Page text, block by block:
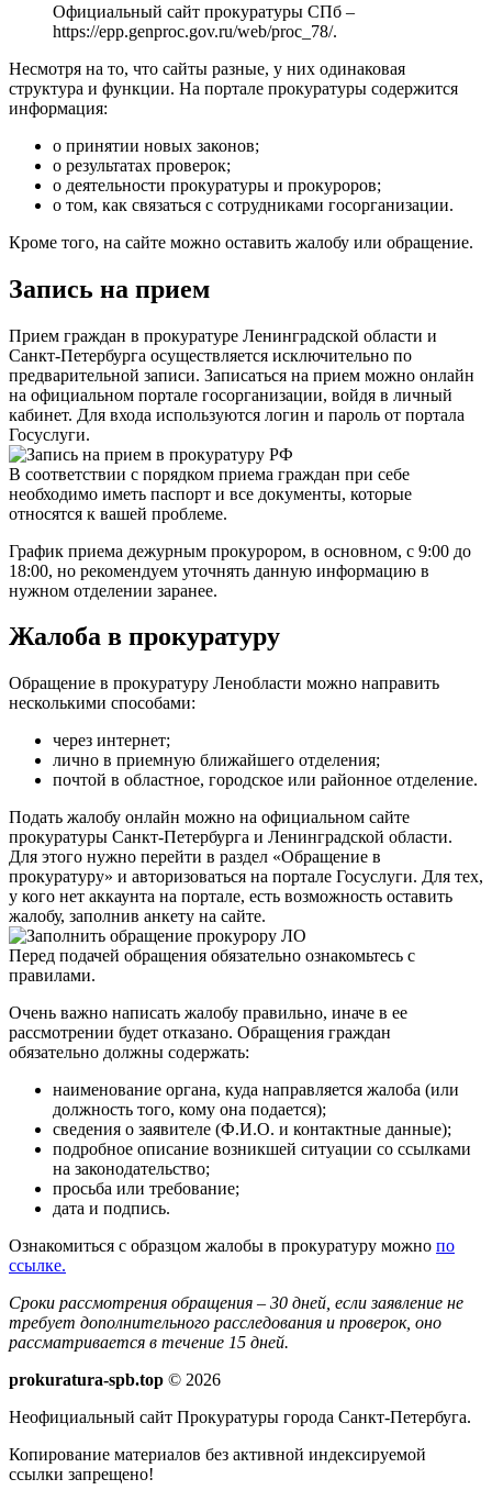
Официальный сайт прокуратуры СПб –
https://epp.genproc.gov.ru/web/proc_78/.
Несмотря на то, что сайты разные, у них одинаковая
структура и функции. На портале прокуратуры содержится
информация:
о принятии новых законов;
о результатах проверок;
о деятельности прокуратуры и прокуроров;
о том, как связаться с сотрудниками госорганизации.
Кроме того, на сайте можно оставить жалобу или обращение.
Запись на прием
Прием граждан в прокуратуре Ленинградской области и
Санкт-Петербурга осуществляется исключительно по
предварительной записи. Записаться на прием можно онлайн
на официальном портале госорганизации, войдя в личный
кабинет. Для входа используются логин и пароль от портала
Госуслуги.
В соответствии с порядком приема граждан при себе
необходимо иметь паспорт и все документы, которые
относятся к вашей проблеме.
График приема дежурным прокурором, в основном, с 9:00 до
18:00, но рекомендуем уточнять данную информацию в
нужном отделении заранее.
Жалоба в прокуратуру
Обращение в прокуратуру Ленобласти можно направить
несколькими способами:
через интернет;
лично в приемную ближайшего отделения;
почтой в областное, городское или районное отделение.
Подать жалобу онлайн можно на официальном сайте
прокуратуры Санкт-Петербурга и Ленинградской области.
Для этого нужно перейти в раздел «Обращение в
прокуратуру» и авторизоваться на портале Госуслуги. Для тех,
у кого нет аккаунта на портале, есть возможность оставить
жалобу, заполнив анкету на сайте.
Перед подачей обращения обязательно ознакомьтесь с
правилами.
Очень важно написать жалобу правильно, иначе в ее
рассмотрении будет отказано. Обращения граждан
обязательно должны содержать:
наименование органа, куда направляется жалоба (или
должность того, кому она подается);
сведения о заявителе (Ф.И.О. и контактные данные);
подробное описание возникшей ситуации со ссылками
на законодательство;
просьба или требование;
дата и подпись.
Ознакомиться с образцом жалобы в прокуратуру можно по
ссылке.
Сроки рассмотрения обращения – 30 дней, если заявление не
требует дополнительного расследования и проверок, оно
рассматривается в течение 15 дней.
prokuratura-spb.top © 2026
Неофициальный сайт Прокуратуры города Санкт-Петербуга.
Копирование материалов без активной индексируемой
ссылки запрещено!